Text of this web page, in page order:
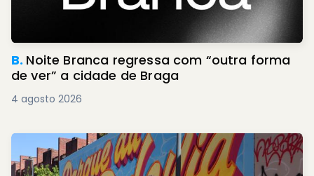
B. Noite Branca regressa com “outra forma
de ver” a cidade de Braga
4 agosto 2026